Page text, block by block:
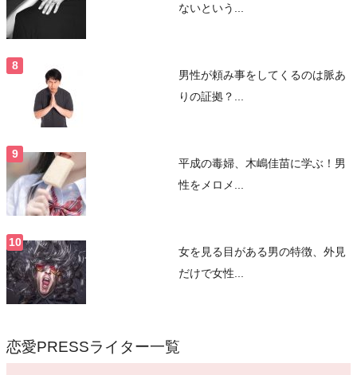
ないという...
男性が頼み事をしてくるのは脈あ
りの証拠？...
平成の毒婦、木嶋佳苗に学ぶ！男
性をメロメ...
女を見る目がある男の特徴、外見
だけで女性...
恋愛PRESSライター一覧